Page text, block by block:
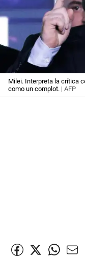
Milei. Interpreta la crítica
como un complot. | AFP